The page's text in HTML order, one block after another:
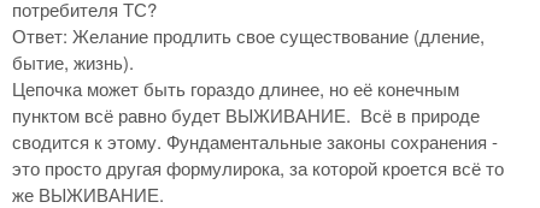
потребителя ТС?
Ответ: Желание продлить свое существование (дление,
бытие, жизнь).
Цепочка может быть гораздо длинее, но её конечным
пунктом всё равно будет ВЫЖИВАНИЕ. Всё в природе
сводится к этому. Фундаментальные законы сохранения -
это просто другая формулирока, за которой кроется всё то
же ВЫЖИВАНИЕ.